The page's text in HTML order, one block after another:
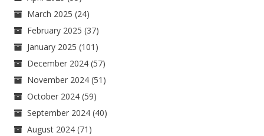
March 2025 (24)
February 2025 (37)
January 2025 (101)
December 2024 (57)
November 2024 (51)
October 2024 (59)
September 2024 (40)
August 2024 (71)